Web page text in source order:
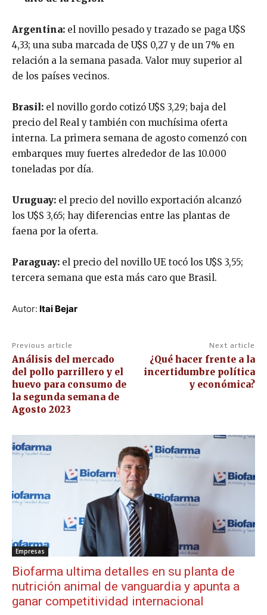
Argentina: el novillo pesado y trazado se paga U$S
4,33; una suba marcada de U$S 0,27 y de un 7% en
relación a la semana pasada. Valor muy superior al
de los países vecinos.
Brasil: el novillo gordo cotizó U$S 3,29; baja del
precio del Real y también con muchísima oferta
interna. La primera semana de agosto comenzó con
embarques muy fuertes alrededor de las 10.000
toneladas por día.
Uruguay: el precio del novillo exportación alcanzó
los U$S 3,65; hay diferencias entre las plantas de
faena por la oferta.
Paraguay: el precio del novillo UE tocó los U$S 3,55;
tercera semana que esta más caro que Brasil.
Autor: Itai Bejar
Previous article
Análisis del mercado
del pollo parrillero y el
huevo para consumo de
la segunda semana de
Agosto 2023
Next article
¿Qué hacer frente a la
incertidumbre política
y económica?
Empresas
Biofarma ultima detalles en su planta de
nutrición animal de vanguardia y apunta a
ganar competitividad internacional